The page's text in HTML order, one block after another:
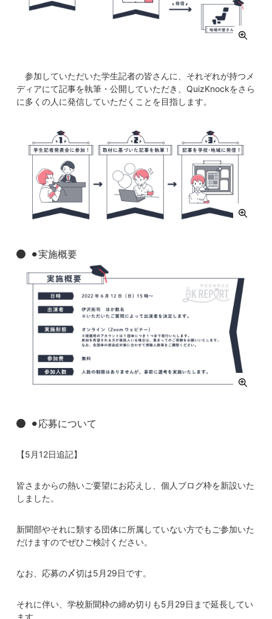
参加していただいた学生記者の皆さんに、それぞれが持つメ
ディアにて記事を執筆・公開していただき、QuizKnockをさら
に多くの人に発信していただくことを目指します。
⚫︎実施概要
⚫︎応募について
【5月12日追記】
皆さまからの熱いご要望にお応えし、個人ブログ枠を新設いた
しました。
新聞部やそれに類する団体に所属していない方でもご参加いた
だけますのでぜひご検討ください。
なお、応募の〆切は5月29日です。
それに伴い、学校新聞枠の締め切りも5月29日まで延長してい
ます。